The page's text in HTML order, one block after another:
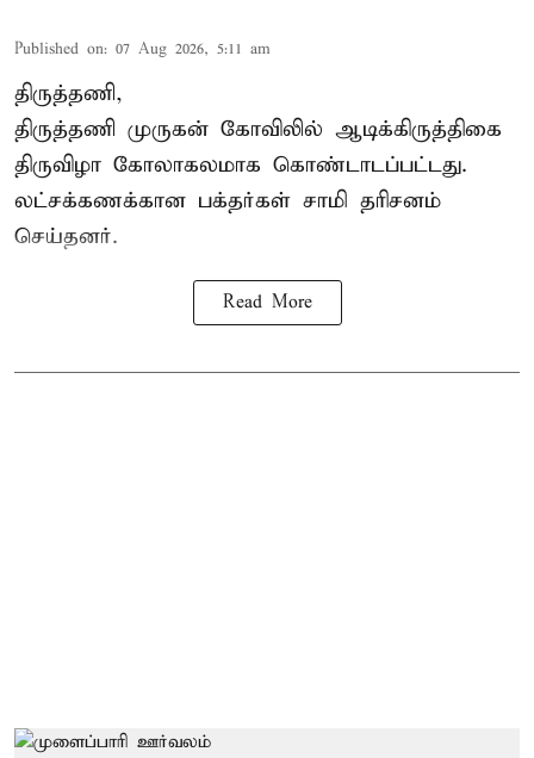
Published on: 07 Aug 2026, 5:11 am
திருத்தணி,
திருத்தணி முருகன் கோவிலில் ஆடிக்கிருத்திகை
திருவிழா கோலாகலமாக கொண்டாடப்பட்டது.
லட்சக்கணக்கான பக்தர்கள் சாமி தரிசனம்
செய்தனர்.
Read More